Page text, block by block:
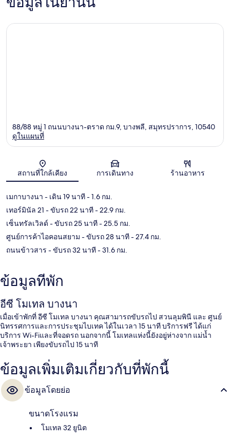
แผนที่
88/88 หมู่ 1 ถนนบางนา-ตราด กม.9, บางพลี, สมุทรปราการ, 10540
ดูในแผนที่
สถานที่ใกล้เคียง การเดินทาง ร้านอาหาร
เมกาบางนา - เดิน 19 นาที- 1.6 กม.
เทอร์มินัล 21 - ขับรถ 22 นาที- 22.9 กม.
เซ็นทรัลเวิลด์ - ขับรถ 25 นาที- 25.5 กม.
ศูนย์การค้าไอคอนสยาม - ขับรถ 28 นาที- 27.4 กม.
ถนนข้าวสาร - ขับรถ 32 นาที- 31.6 กม.
ข้อมูลที่พัก
อีซี โมเทล บางนา
เมื่อเข้าพักที่ อีซี โมเทล บางนา คุณสามารถขับรถไป สวนลุมพินี และ ศูนย์
นิทรรศการและการประชุมไบเทค ได้ในเวลา 15 นาที บริการฟรี ได้แก่
บริการ Wi-Fiและที่จอดรถ นอกจากนี้ โมเทลแห่งนี้ยังอยู่ห่างจาก แม่น้ำ
เจ้าพระยา เพียงขับรถไป 15 นาที
ข้อมูลเพิ่มเติมเกี่ยวกับที่พักนี้
ข้อมูลโดยย่อ
ขนาดโรงแรม
โมเทล 32 ยูนิต